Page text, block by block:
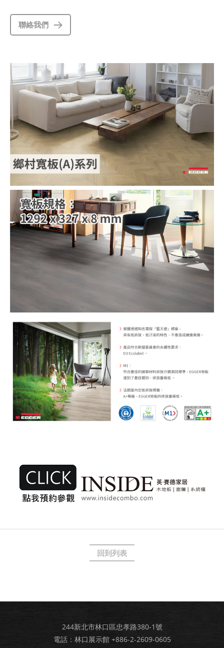
聯絡我們
回到列表
244新北市林口區忠孝路380-1號
電話：林口展示館 +886-2-2609-0605